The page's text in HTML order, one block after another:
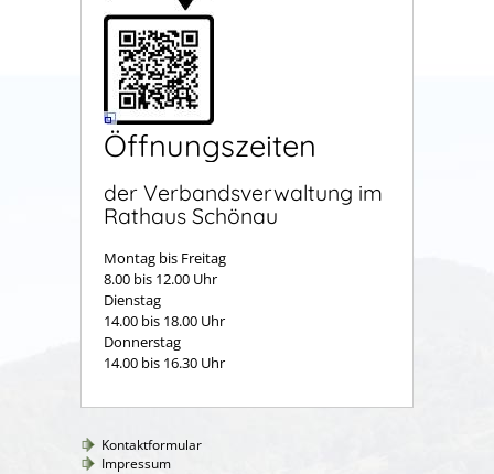
Öffnungszeiten
der Verbandsverwaltung im
Rathaus Schönau
Montag bis Freitag
8.00 bis 12.00 Uhr
Dienstag
14.00 bis 18.00 Uhr
Donnerstag
14.00 bis 16.30 Uhr
Kontaktformular
Impressum